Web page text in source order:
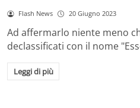
Flash News 20 Giugno 2023
Ad affermarlo niente meno
declassificati con il nome
Leggi di più